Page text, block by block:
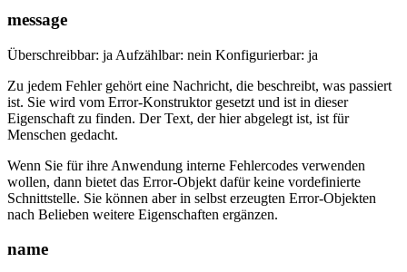
message
Überschreibbar: ja Aufzählbar: nein Konfigurierbar: ja
Zu jedem Fehler gehört eine Nachricht, die beschreibt, was passiert
ist. Sie wird vom Error-Konstruktor gesetzt und ist in dieser
Eigenschaft zu finden. Der Text, der hier abgelegt ist, ist für
Menschen gedacht.
Wenn Sie für ihre Anwendung interne Fehlercodes verwenden
wollen, dann bietet das Error-Objekt dafür keine vordefinierte
Schnittstelle. Sie können aber in selbst erzeugten Error-Objekten
nach Belieben weitere Eigenschaften ergänzen.
name